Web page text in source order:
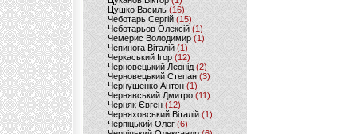
Цушко Василь (16)
Чеботарь Сергій (15)
Чеботарьов Олексій (1)
Чемерис Володимир (1)
Чепинога Віталій (1)
Черкаський Ігор (12)
Черновецький Леонід(2)
Черновецький Степан (3)
Чернушенко Антон (1)
Чернявський Дмитро(11)
Черняк Євген(12)
Черняховський Віталій (1)
Черпіцький Олег (6)